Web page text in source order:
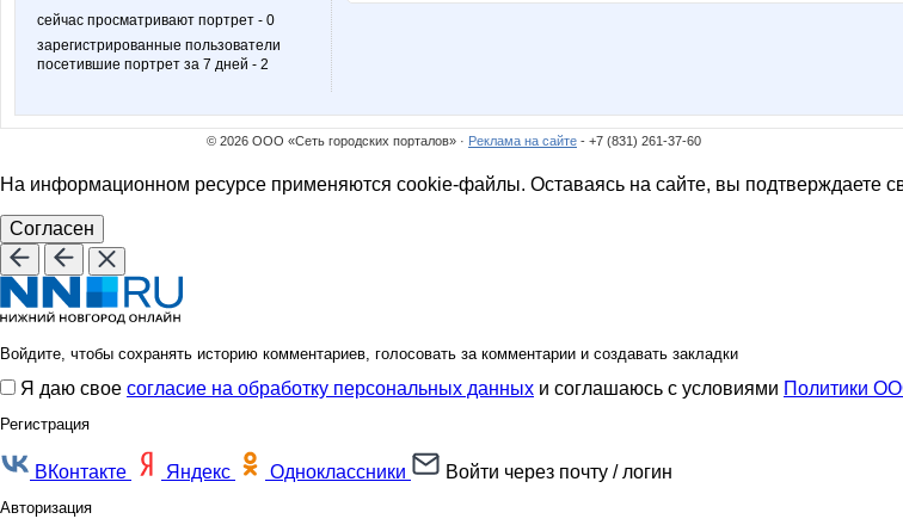
сейчас просматривают портрет - 0
зарегистрированные пользователи
посетившие портрет за 7 дней - 2
© 2026 ООО «Сеть городских порталов» · Реклама на сайте - +7 (831) 261-37-60
На информационном ресурсе применяются cookie-файлы. Оставаясь на сайте, вы подтверждаете
Согласен
Войдите, чтобы сохранять историю комментариев, голосовать за комментарии и создавать закладки
Я даю свое согласие на обработку персональных данных и соглашаюсь с условиями Политики
Регистрация
ВКонтакте Яндекс Одноклассники Войти через почту / логин
Авторизация